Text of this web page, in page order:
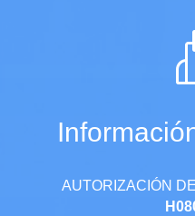
AUTORIZACIÓN